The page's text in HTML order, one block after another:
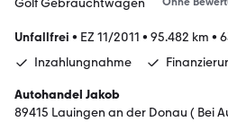
Unfallfrei • EZ 11/2011 • 95.482 km •
Inzahlungnahme
Autohandel Jakob
89415 Lauingen an der Donau ( Bei